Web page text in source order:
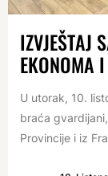
IZVJEŠTAJ
EKONOMA
U utorak, 10.
braća
Provincije i iz